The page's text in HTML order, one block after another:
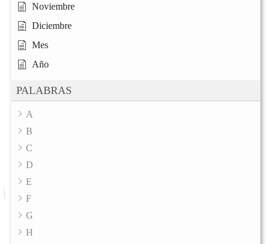
Noviembre
Diciembre
Mes
Año
PALABRAS
A
B
C
D
E
F
G
H